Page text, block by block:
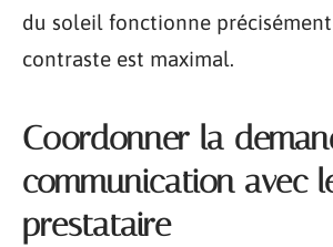
du soleil fonctionne
contraste est maximal.
Coordonner la
communication avec
prestataire